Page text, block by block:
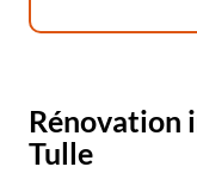
Rénovation
Tulle